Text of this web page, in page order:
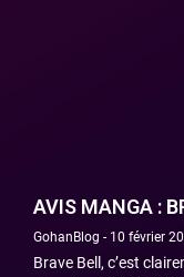
AVIS MANGA :
GohanBlog 10 février
Brave Bell, c’est